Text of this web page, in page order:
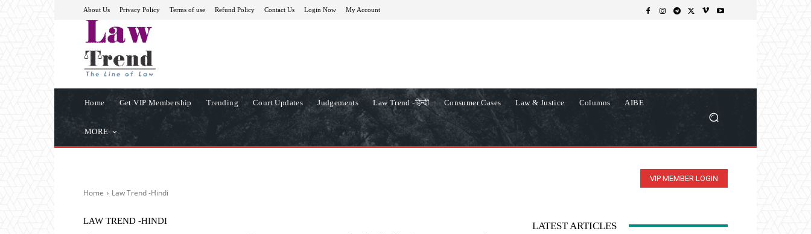
About Us Privacy Policy Terms of use Refund Policy Contact Us Login Now My Account
Home Get VIP Membership Trending Court Updates Judgements Law Trend -हिन्दी Consumer Cases Law & Justice Columns AIBE
MORE
VIP MEMBER LOGIN
Home Law Trend -Hindi
LAW TREND -HINDI LATEST ARTICLES